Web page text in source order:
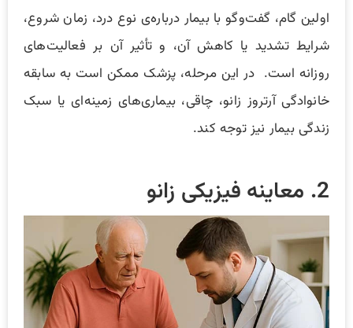
اولین گام، گفت‌وگو با بیمار درباره‌ی نوع درد، زمان شروع،
شرایط تشدید یا کاهش آن، و تأثیر آن بر فعالیت‌های
روزانه است. در این مرحله، پزشک ممکن است به سابقه
خانوادگی آرتروز زانو، چاقی، بیماری‌های زمینه‌ای یا سبک
زندگی بیمار نیز توجه کند.
2. معاینه فیزیکی زانو